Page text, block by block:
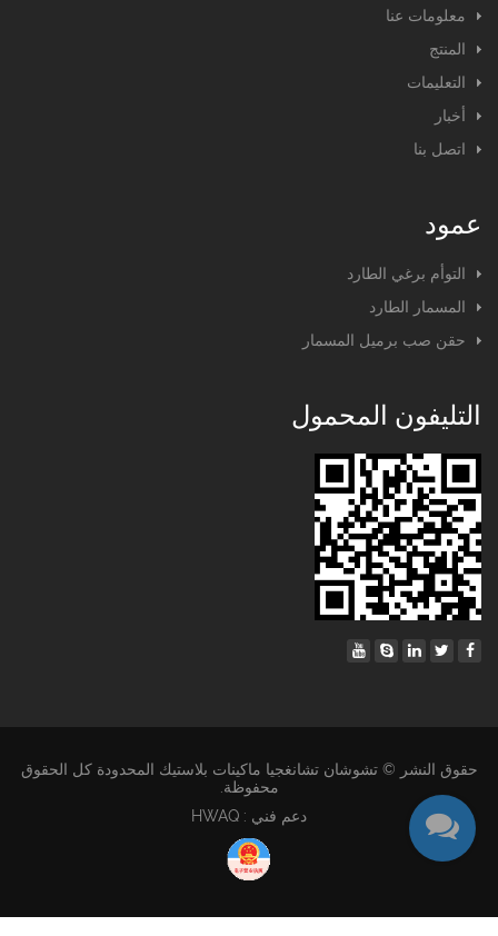
معلومات عنا
المنتج
التعليمات
أخبار
اتصل بنا
عمود
التوأم برغي الطارد
المسمار الطارد
حقن صب برميل المسمار
التليفون المحمول
حقوق النشر © تشوشان تشانغجيا ماكينات بلاستيك المحدودة كل الحقوق
محفوظة.
دعم فني : HWAQ